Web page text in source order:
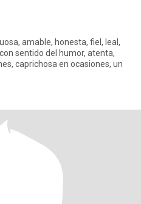
amable, honesta, fiel, leal,
sentido del humor, atenta,
caprichosa en ocasiones, un